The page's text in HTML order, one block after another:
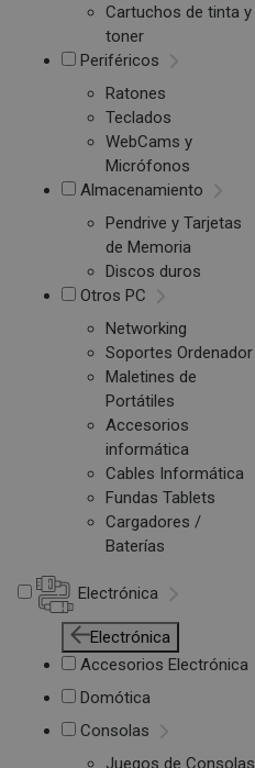
Cartuchos de tinta y
toner
Periféricos
Ratones
Teclados
WebCams y
Micrófonos
Almacenamiento
Pendrive y Tarjetas
de Memoria
Discos duros
Otros PC
Networking
Soportes Ordenador
Maletines de
Portátiles
Accesorios
informática
Cables Informática
Fundas Tablets
Cargadores /
Baterías
Electrónica
Electrónica
Accesorios Electrónica
Domótica
Consolas
Juegos de Consolas